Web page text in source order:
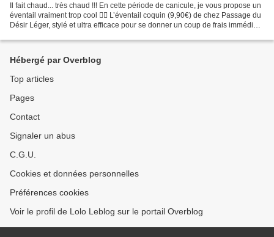
Il fait chaud... très chaud !!! En cette période de canicule, je vous propose un
éventail vraiment trop cool 👍🏻 L’éventail coquin (9,90€) de chez Passage du
Désir Léger, stylé et ultra efficace pour se donner un coup de frais immédiat,
Hébergé par Overblog
Top articles
Pages
Contact
Signaler un abus
C.G.U.
Cookies et données personnelles
Préférences cookies
Voir le profil de Lolo Leblog sur le portail Overblog